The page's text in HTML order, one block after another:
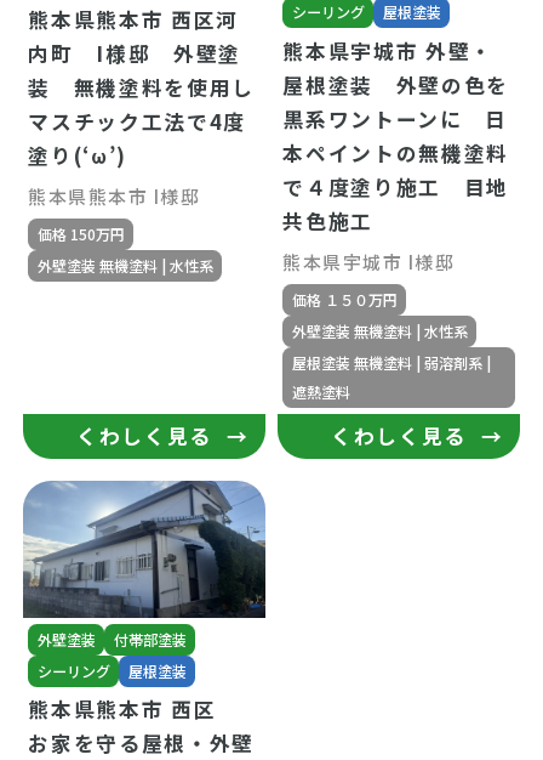
熊本県熊本市 西区河
内町 I様邸 外壁塗
装 無機塗料を使用し
マスチック工法で4度
塗り(‘ω’)
熊本県熊本市 I様邸
価格 150万円
外壁塗装 無機塗料 | 水性系
くわしく見る
シーリング
屋根塗装
熊本県宇城市 外壁・
屋根塗装 外壁の色を
黒系ワントーンに 日
本ペイントの無機塗料
で４度塗り施工 目地
共色施工
熊本県宇城市 I様邸
価格 １５０万円
外壁塗装 無機塗料 | 水性系
屋根塗装 無機塗料 | 弱溶剤系 |
遮熱塗料
くわしく見る
外壁塗装
付帯部塗装
シーリング
屋根塗装
熊本県熊本市 西区
お家を守る屋根・外壁